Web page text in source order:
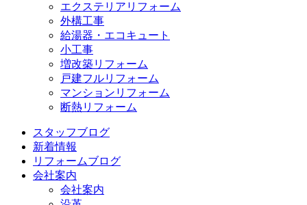
エクステリアリフォーム
外構工事
給湯器・エコキュート
小工事
増改築リフォーム
戸建フルリフォーム
マンションリフォーム
断熱リフォーム
スタッフブログ
新着情報
リフォームブログ
会社案内
会社案内